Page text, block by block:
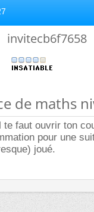
invitecb6f7658
de maths
te faut ouvrir ton
pour une
joué.